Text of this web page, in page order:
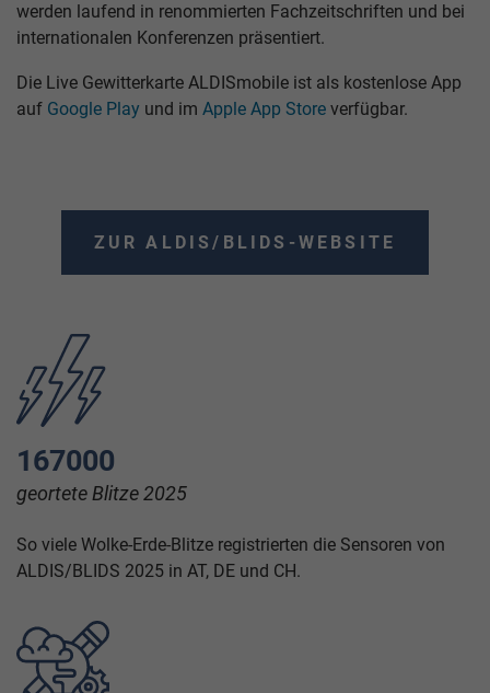
werden laufend in renommierten Fachzeitschriften und bei
internationalen Konferenzen präsentiert.
Die Live Gewitterkarte ALDISmobile ist als kostenlose App
auf Google Play und im Apple App Store verfügbar.
ZUR ALDIS/BLIDS-WEBSITE
167000
geortete Blitze 2025
So viele Wolke-Erde-Blitze registrierten die Sensoren von
ALDIS/BLIDS 2025 in AT, DE und CH.